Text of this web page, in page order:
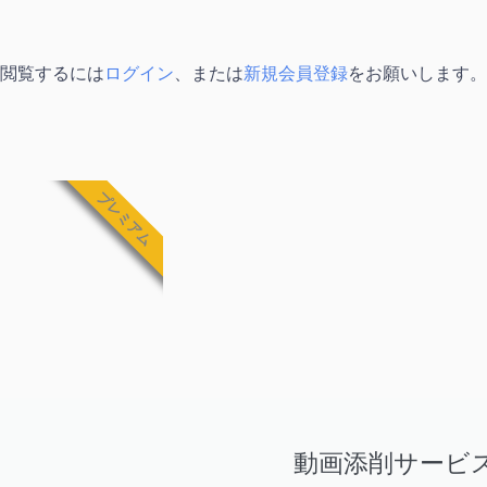
閲覧するには ログイン、または新規会員登録をお願いします。
動画添削サービ
プレミアム